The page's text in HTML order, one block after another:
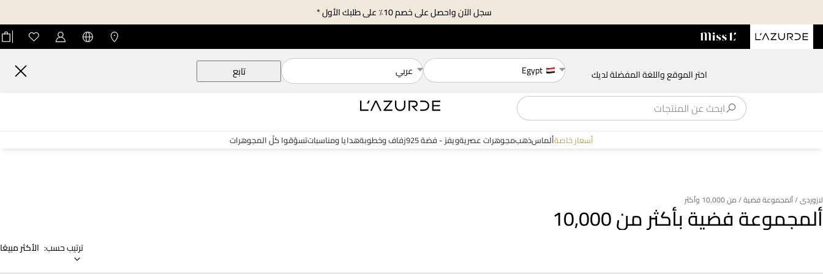
سجل الآن واحصل على خصم 10٪ على طلبك الأول *
اختر الموقع واللغة المفضلة لديك Egypt عربي تابع
أسعار خاصةألماسذهبمجوهرات عصريةويفز - فضة 925 زفاف وخطوبةهدايا ومناسباتتسوّقوا كلّ المجوهرات
ألمجموعة فضية بأكثر من 10,000
لازوردى/ ألمجموعة فضية/ من 10,000 وأكثر
ترتيب حسب: الأكثر مبيعًا